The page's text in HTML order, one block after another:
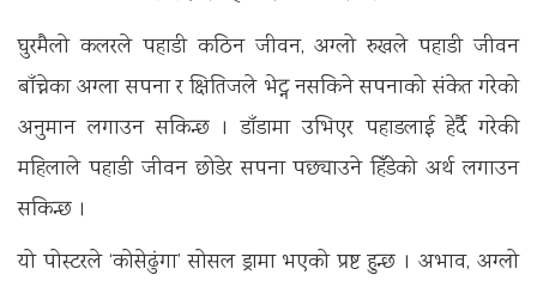
घुरमैलो कलरले पहाडी कठिन जीवन, अग्लो रुखले पहाडी जीवन
बाँच्नेका अग्ला सपना र क्षितिजले भेट्न नसकिने सपनाको संकेत गरेको
अनुमान लगाउन सकिन्छ । डाँडामा उभिएर पहाडलाई हेर्दै गरेकी
महिलाले पहाडी जीवन छोडेर सपना पछ्याउने हिँडेको अर्थ लगाउन
सकिन्छ ।
यो पोस्टरले ‘कोसेढुंगा’ सोसल ड्रामा भएको प्रष्ट हुन्छ । अभाव, अग्लो